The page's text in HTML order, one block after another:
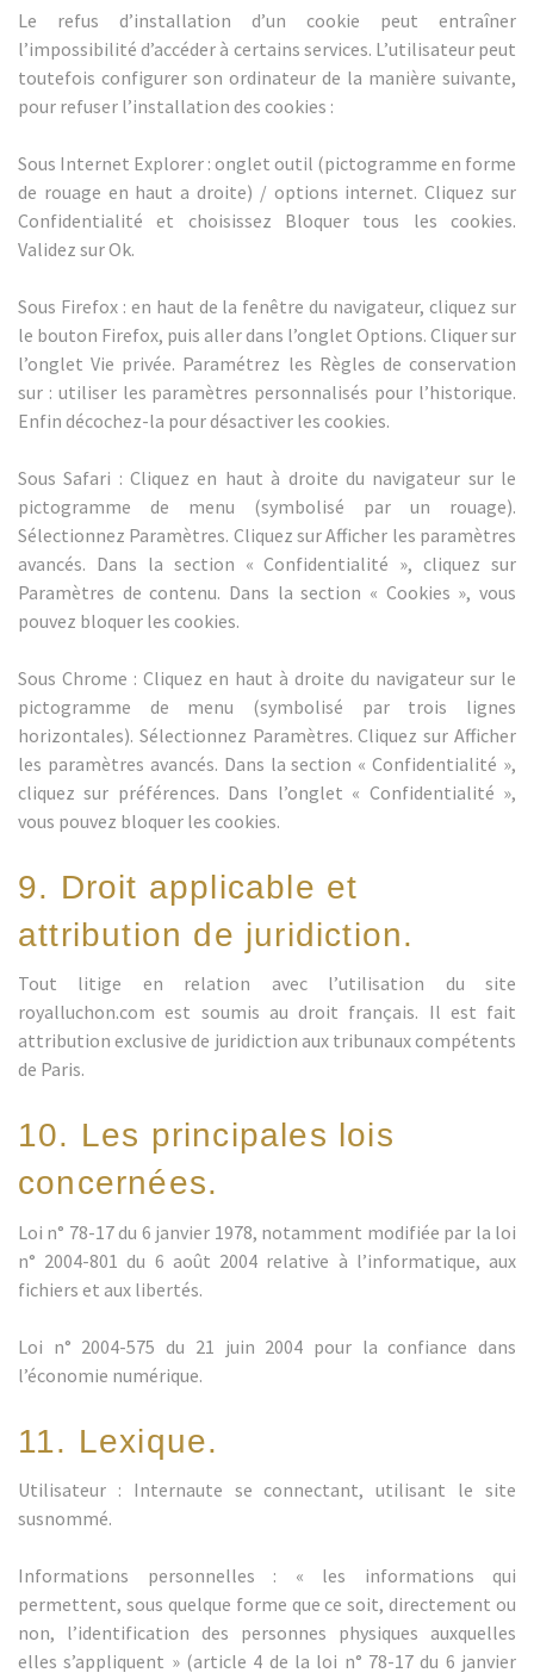
Le refus d’installation d’un cookie peut entraîner
l’impossibilité d’accéder à certains services. L’utilisateur peut
toutefois configurer son ordinateur de la manière suivante,
pour refuser l’installation des cookies :
Sous Internet Explorer : onglet outil (pictogramme en forme
de rouage en haut a droite) / options internet. Cliquez sur
Confidentialité et choisissez Bloquer tous les cookies.
Validez sur Ok.
Sous Firefox : en haut de la fenêtre du navigateur, cliquez sur
le bouton Firefox, puis aller dans l’onglet Options. Cliquer sur
l’onglet Vie privée. Paramétrez les Règles de conservation
sur : utiliser les paramètres personnalisés pour l’historique.
Enfin décochez-la pour désactiver les cookies.
Sous Safari : Cliquez en haut à droite du navigateur sur le
pictogramme de menu (symbolisé par un rouage).
Sélectionnez Paramètres. Cliquez sur Afficher les paramètres
avancés. Dans la section « Confidentialité », cliquez sur
Paramètres de contenu. Dans la section « Cookies », vous
pouvez bloquer les cookies.
Sous Chrome : Cliquez en haut à droite du navigateur sur le
pictogramme de menu (symbolisé par trois lignes
horizontales). Sélectionnez Paramètres. Cliquez sur Afficher
les paramètres avancés. Dans la section « Confidentialité »,
cliquez sur préférences. Dans l’onglet « Confidentialité »,
vous pouvez bloquer les cookies.
9. Droit applicable et
attribution de juridiction.
Tout litige en relation avec l’utilisation du site
royalluchon.com est soumis au droit français. Il est fait
attribution exclusive de juridiction aux tribunaux compétents
de Paris.
10. Les principales lois
concernées.
Loi n° 78-17 du 6 janvier 1978, notamment modifiée par la loi
n° 2004-801 du 6 août 2004 relative à l’informatique, aux
fichiers et aux libertés.
Loi n° 2004-575 du 21 juin 2004 pour la confiance dans
l’économie numérique.
11. Lexique.
Utilisateur : Internaute se connectant, utilisant le site
susnommé.
Informations personnelles : « les informations qui
permettent, sous quelque forme que ce soit, directement ou
non, l’identification des personnes physiques auxquelles
elles s’appliquent » (article 4 de la loi n° 78-17 du 6 janvier